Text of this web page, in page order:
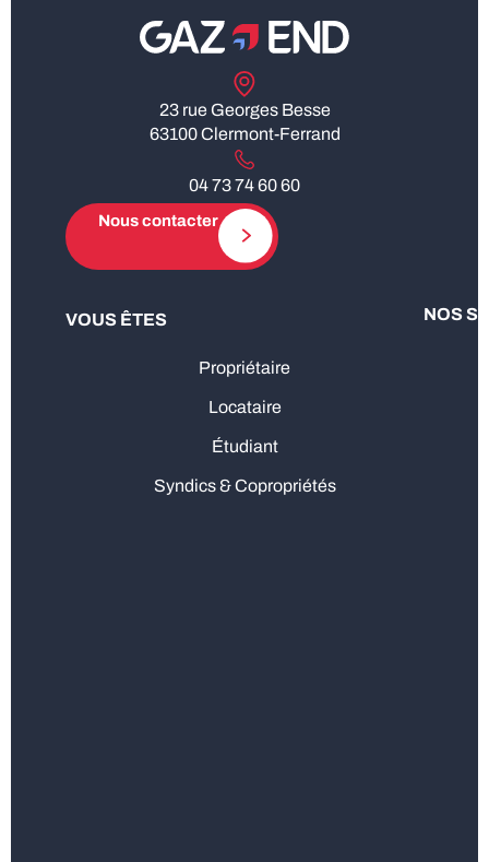
23 rue Georges Besse
63100 Clermont-Ferrand
04 73 74 60 60
Nous contacter
VOUS ÊTES
Propriétaire
Locataire
Étudiant
Syndics & Copropriétés
NOS